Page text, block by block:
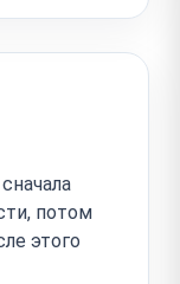
сначала
потом
этого